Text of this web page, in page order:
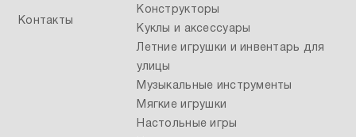
Контакты
Конструкторы
Куклы и аксессуары
Летние игрушки и инвентарь для
улицы
Музыкальные инструменты
Мягкие игрушки
Настольные игры